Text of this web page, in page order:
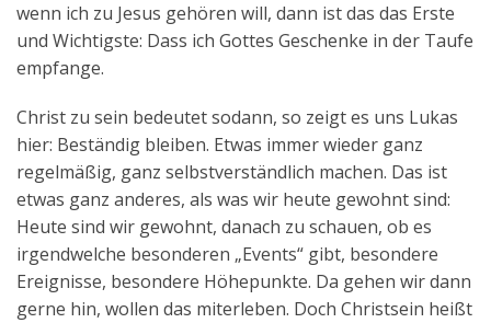
wenn ich zu Jesus gehören will, dann ist das das Erste
und Wichtigste: Dass ich Gottes Geschenke in der Taufe
empfange.
Christ zu sein bedeutet sodann, so zeigt es uns Lukas
hier: Beständig bleiben. Etwas immer wieder ganz
regelmäßig, ganz selbstverständlich machen. Das ist
etwas ganz anderes, als was wir heute gewohnt sind:
Heute sind wir gewohnt, danach zu schauen, ob es
irgendwelche besonderen „Events“ gibt, besondere
Ereignisse, besondere Höhepunkte. Da gehen wir dann
gerne hin, wollen das miterleben. Doch Christsein heißt